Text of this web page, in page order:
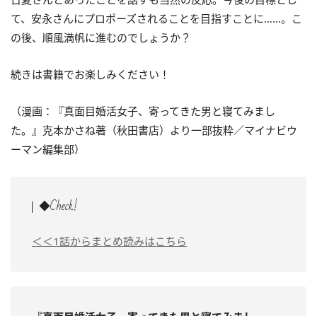
て、安永さんにプロポーズされることを目指すことに……。こ
の後、順風満帆に進むのでしょうか？
続きは書籍でお楽しみください！
（漫画：『真面目婚活女子、寄ってきた男と寝てみまし
た。』克本かさね著（秋田書店）より一部抜粋／マイナビウ
ーマン編集部）
◆Check!
＜＜1話からまとめ読みはこちら